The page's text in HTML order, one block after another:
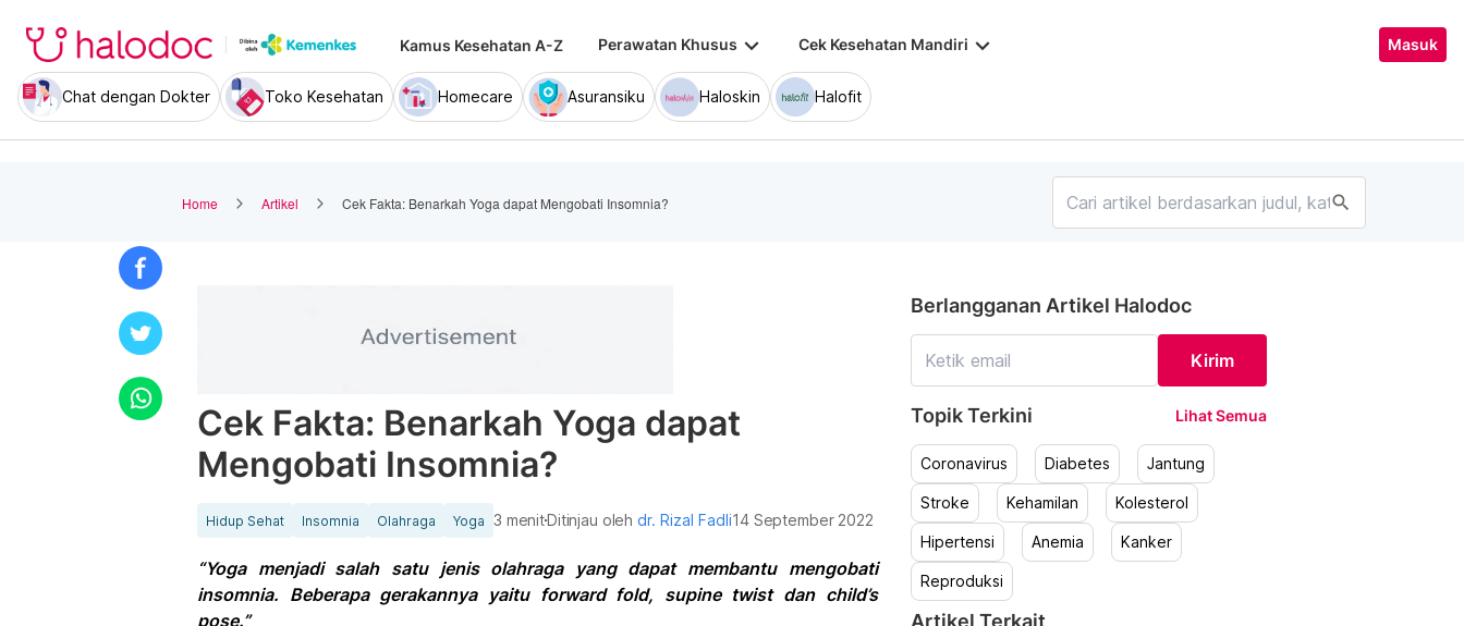
Kamus Kesehatan A-Z Perawatan Khusus keyboard_arrow_down Cek Kesehatan Mandiri keyboard_arrow_down Masuk
Chat dengan Dokter Toko Kesehatan Homecare Asuransiku Haloskin Halofit
Home Artikel Cek Fakta: Benarkah Yoga dapat Mengobati Insomnia? search
Cek Fakta: Benarkah Yoga dapat
Mengobati Insomnia?
Hidup Sehat Insomnia Olahraga Yoga 3 menitDitinjau olehdr. Rizal Fadli14 September 2022
“Yoga menjadi salah satu jenis olahraga yang dapat membantu mengobati
insomnia. Beberapa gerakannya yaitu forward fold, supine twist dan child’s
pose.”
Berlangganan Artikel Halodoc
Kirim
Topik Terkini Lihat Semua
Coronavirus Diabetes Jantung
Stroke Kehamilan Kolesterol
Hipertensi Anemia Kanker
Reproduksi
Artikel Terkait